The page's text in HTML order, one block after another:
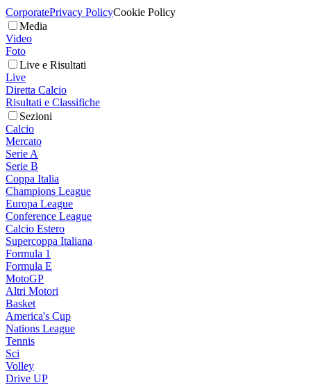
CorporatePrivacy PolicyCookie Policy
Media
Video
Foto
Live e Risultati
Live
Diretta Calcio
Risultati e Classifiche
Sezioni
Calcio
Mercato
Serie A
Serie B
Coppa Italia
Champions League
Europa League
Conference League
Calcio Estero
Supercoppa Italiana
Formula 1
Formula E
MotoGP
Altri Motori
Basket
America's Cup
Nations League
Tennis
Sci
Volley
Drive UP